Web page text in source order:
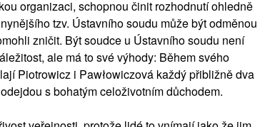
organizaci, schopnou činit rozhodnutí ohledně
tzv. Ústavního soudu může být odměnou
zničit. Být soudce u Ústavního soudu není
ale má to své výhody: Během svého
Piotrowicz i Pawłowiczová každý přibližně dva
s bohatým celoživotním důchodem.